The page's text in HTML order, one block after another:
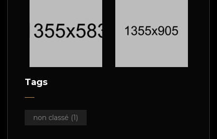
Tags
non classé (1)